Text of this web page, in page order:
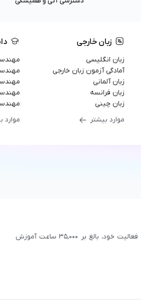
زبان خارجی
زبان انگلیسی
آمادگی آزمون زبان خارجی
زبان آلمانی
زبان فرانسه
زبان چینی
موارد بیشتر
موارد
سازمان علمی و آموزشی فرادرس، بزرگ‌ترین پلتفرم آموزش آنلاین ایران است که طی بیش از یک دهه فعالیت خود، بالغ بر ۳۵,۰۰۰ ساعت آموزش